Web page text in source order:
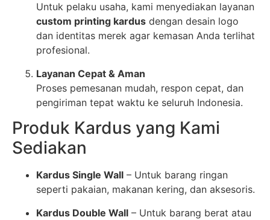
Untuk pelaku usaha, kami menyediakan layanan
custom printing kardus dengan desain logo
dan identitas merek agar kemasan Anda terlihat
profesional.
Layanan Cepat & Aman
Proses pemesanan mudah, respon cepat, dan
pengiriman tepat waktu ke seluruh Indonesia.
Produk Kardus yang Kami
Sediakan
Kardus Single Wall – Untuk barang ringan
seperti pakaian, makanan kering, dan aksesoris.
Kardus Double Wall – Untuk barang berat atau